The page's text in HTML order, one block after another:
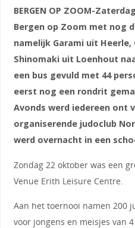
BERGEN OP ZOOM-
Bergen op Zoom met nog
namelijk Garami uit
Shinomaki uit Loenhout
een bus gevuld met 44
eerst nog een rondrit
Avonds werd iedereen ont
organiserende judoclub
werd overnacht in een
Zondag 22 oktober was een
Venue Erith Leisure Centre.
Aan het toernooi namen 200
voor jongens en meisjes van